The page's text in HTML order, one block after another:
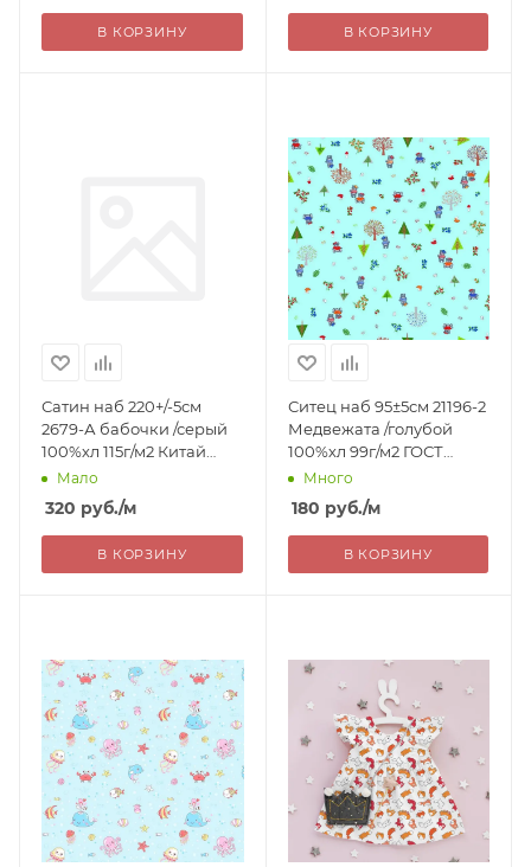
В КОРЗИНУ В КОРЗИНУ
Сатин наб 220+/-5см
2679-А бабочки /серый
100%хл 115г/м2 Китай
320=Мало
320 руб./м
В КОРЗИНУ
Ситец наб 95±5см 21196-2
Медвежата /голубой
100%хл 99г/м2 ГОСТ
РОССИЯ 180=
Много
180 руб./м
В КОРЗИНУ